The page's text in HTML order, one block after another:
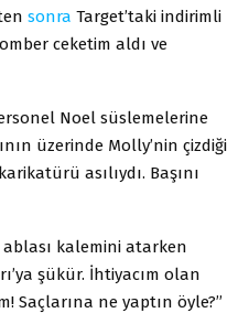
sonra Target’taki indirimli
ceketim aldı ve
Noel süslemelerine
üzerinde Molly’nin çizdiği
asılıydı. Başını
kalemini atarken
şükür. İhtiyacım olan
Saçlarına ne yaptın öyle?’’